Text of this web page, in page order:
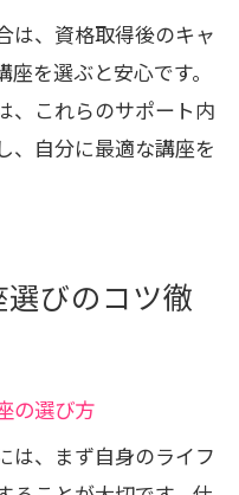
は、資格取得後のキャ
を選ぶと安心です。
、これらのサポート内
、自分に最適な講座を
びのコツ徹
の選び方
は、まず自身のライフ